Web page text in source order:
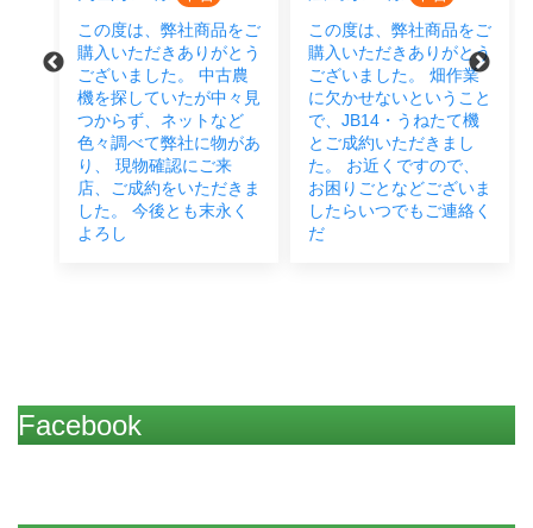
この度は、弊社商品をご
購入いただきありがとう
ございました。 中古農
機を探していたが中々見
つからず、ネットなど
色々調べて弊社に物があ
り、 現物確認にご来
店、ご成約をいただきま
した。 今後とも末永く
よろし
この度は、弊社商品をご
購入いただきありがとう
ございました。 畑作業
に欠かせないということ
で、JB14・うねたて機
とご成約いただきまし
た。 お近くですので、
お困りごとなどございま
したらいつでもご連絡く
だ
Facebook